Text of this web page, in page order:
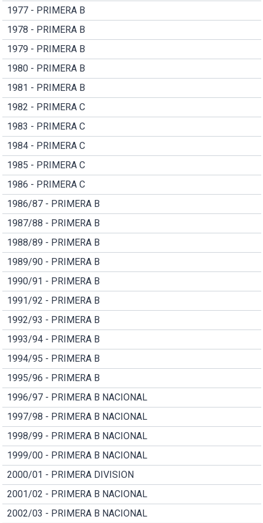
1977 - PRIMERA B
1978 - PRIMERA B
1979 - PRIMERA B
1980 - PRIMERA B
1981 - PRIMERA B
1982 - PRIMERA C
1983 - PRIMERA C
1984 - PRIMERA C
1985 - PRIMERA C
1986 - PRIMERA C
1986/87 - PRIMERA B
1987/88 - PRIMERA B
1988/89 - PRIMERA B
1989/90 - PRIMERA B
1990/91 - PRIMERA B
1991/92 - PRIMERA B
1992/93 - PRIMERA B
1993/94 - PRIMERA B
1994/95 - PRIMERA B
1995/96 - PRIMERA B
1996/97 - PRIMERA B NACIONAL
1997/98 - PRIMERA B NACIONAL
1998/99 - PRIMERA B NACIONAL
1999/00 - PRIMERA B NACIONAL
2000/01 - PRIMERA DIVISION
2001/02 - PRIMERA B NACIONAL
2002/03 - PRIMERA B NACIONAL